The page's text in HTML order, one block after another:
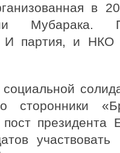
в
Мубарака.
И партия, и
сторонники
президента